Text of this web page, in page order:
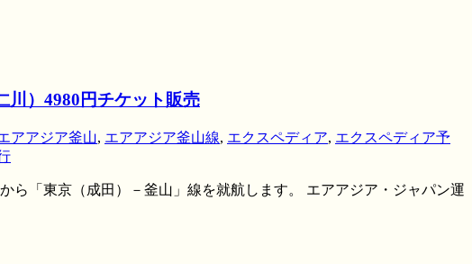
川）4980円チケット販売
アアジア釜山, エアアジア釜山線, エクスペディア, エクスペディア予
ら「東京（成田）－釜山」線を就航します。 エアアジア・ジャパン運